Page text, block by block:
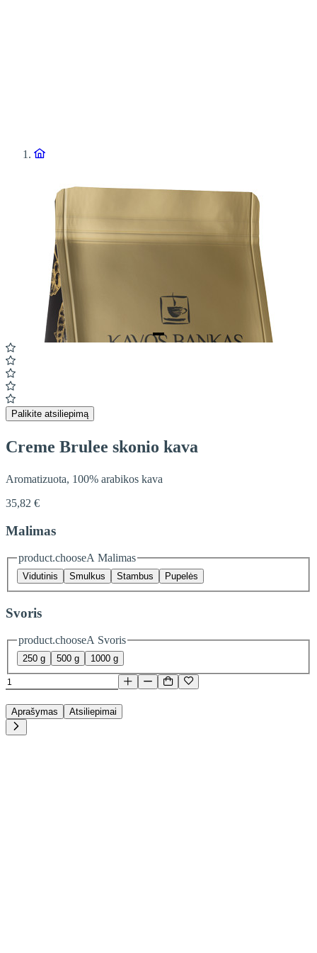
Item
1
of
1
Palikite atsiliepimą
Creme Brulee skonio kava
Aromatizuota, 100% arabikos kava
35,82 €
Malimas
product.chooseA Malimas
Vidutinis Smulkus Stambus Pupelės
Svoris
product.chooseA Svoris
250 g 500 g 1000 g
Aprašymas Atsiliepimai